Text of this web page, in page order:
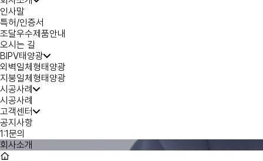
인사말
특허/인증서
조달우수제품안내
오시는 길
BIPV태양광
외벽일체형태양광
지붕일체형태양광
시공사례
시공사례
고객센터
공지사항
1:1문의
회사소개